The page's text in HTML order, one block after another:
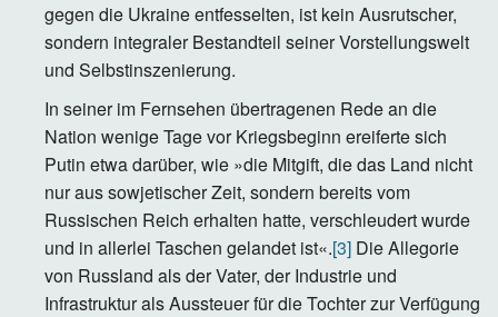
gegen die Ukraine entfesselten, ist kein Ausrutscher,
sondern integraler Bestandteil seiner Vorstellungswelt
und Selbstinszenierung.
In seiner im Fernsehen übertragenen Rede an die
Nation wenige Tage vor Kriegsbeginn ereiferte sich
Putin etwa darüber, wie »die Mitgift, die das Land nicht
nur aus sowjetischer Zeit, sondern bereits vom
Russischen Reich erhalten hatte, verschleudert wurde
und in allerlei Taschen gelandet ist«.[3] Die Allegorie
von Russland als der Vater, der Industrie und
Infrastruktur als Aussteuer für die Tochter zur Verfügung